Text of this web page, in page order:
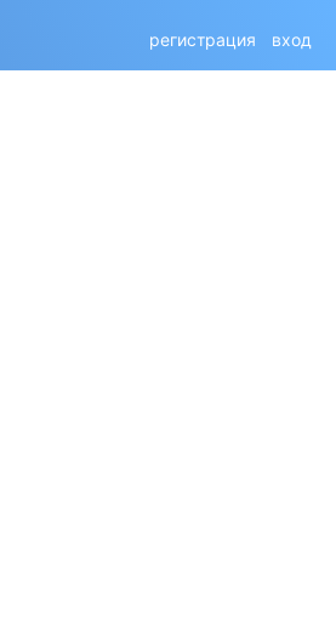
регистрация вход